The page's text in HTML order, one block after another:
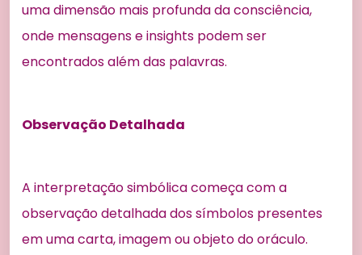
uma dimensão mais profunda da consciência,
onde mensagens e insights podem ser
encontrados além das palavras.
Observação Detalhada
A interpretação simbólica começa com a
observação detalhada dos símbolos presentes
em uma carta, imagem ou objeto do oráculo.